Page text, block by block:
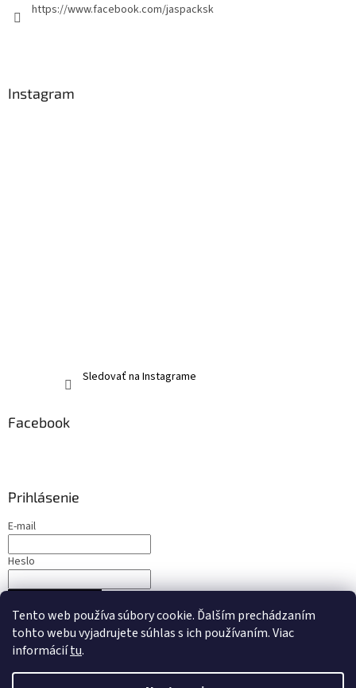
Tento web používa súbory cookie. Ďalším prechádzaním
tohto webu vyjadrujete súhlas s ich používaním. Viac
informáciítu.
https://www.facebook.com/jaspacksk
Instagram
Sledovať na Instagrame
Facebook
Prihlásenie
E-mail
Heslo
Nová registráciaZabudnuté heslo